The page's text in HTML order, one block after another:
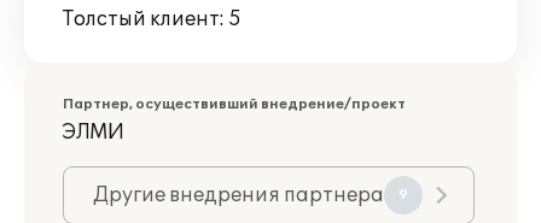
Толстый клиент: 5
Партнер, осуществивший внедрение/проект
ЭЛМИ
Другие внедрения партнера 9